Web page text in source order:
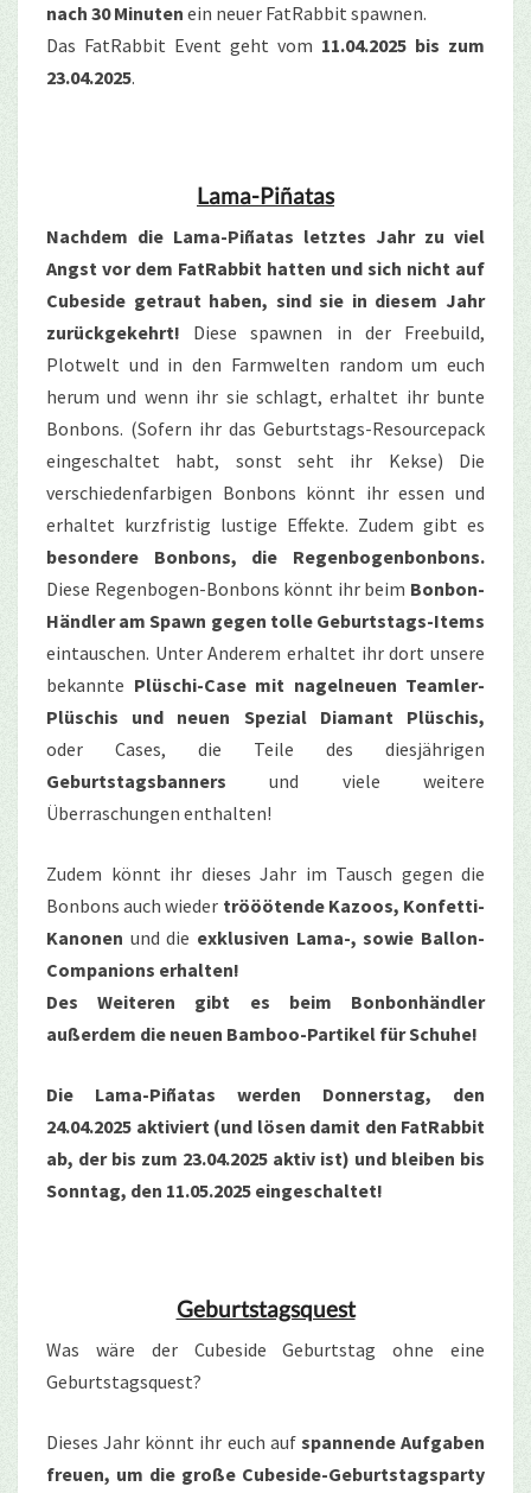
nach 30 Minuten ein neuer FatRabbit spawnen.
Das FatRabbit Event geht vom 11.04.2025 bis zum
23.04.2025.
Lama-Piñatas
Nachdem die Lama-Piñatas letztes Jahr zu viel
Angst vor dem FatRabbit hatten und sich nicht auf
Cubeside getraut haben, sind sie in diesem Jahr
zurückgekehrt! Diese spawnen in der Freebuild,
Plotwelt und in den Farmwelten random um euch
herum und wenn ihr sie schlagt, erhaltet ihr bunte
Bonbons. (Sofern ihr das Geburtstags-Resourcepack
eingeschaltet habt, sonst seht ihr Kekse) Die
verschiedenfarbigen Bonbons könnt ihr essen und
erhaltet kurzfristig lustige Effekte. Zudem gibt es
besondere Bonbons, die Regenbogenbonbons.
Diese Regenbogen-Bonbons könnt ihr beim Bonbon-
Händler am Spawn gegen tolle Geburtstags-Items
eintauschen. Unter Anderem erhaltet ihr dort unsere
bekannte Plüschi-Case mit nagelneuen Teamler-
Plüschis und neuen Spezial Diamant Plüschis,
oder Cases, die Teile des diesjährigen
Geburtstagsbanners und viele weitere
Überraschungen enthalten!
Zudem könnt ihr dieses Jahr im Tausch gegen die
Bonbons auch wieder trööötende Kazoos, Konfetti-
Kanonen und die exklusiven Lama-, sowie Ballon-
Companions erhalten!
Des Weiteren gibt es beim Bonbonhändler
außerdem die neuen Bamboo-Partikel für Schuhe!
Die Lama-Piñatas werden Donnerstag, den
24.04.2025 aktiviert (und lösen damit den FatRabbit
ab, der bis zum 23.04.2025 aktiv ist) und bleiben bis
Sonntag, den 11.05.2025 eingeschaltet!
Geburtstagsquest
Was wäre der Cubeside Geburtstag ohne eine
Geburtstagsquest?
Dieses Jahr könnt ihr euch auf spannende Aufgaben
freuen, um die große Cubeside-Geburtstagsparty